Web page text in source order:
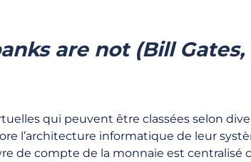
are not (Bill Gates,
qui peuvent être classées selon
l’architecture informatique de leur
de compte de la monnaie est centralisé